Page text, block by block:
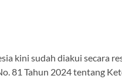
kini sudah diakui secara
81 Tahun 2024 tentang